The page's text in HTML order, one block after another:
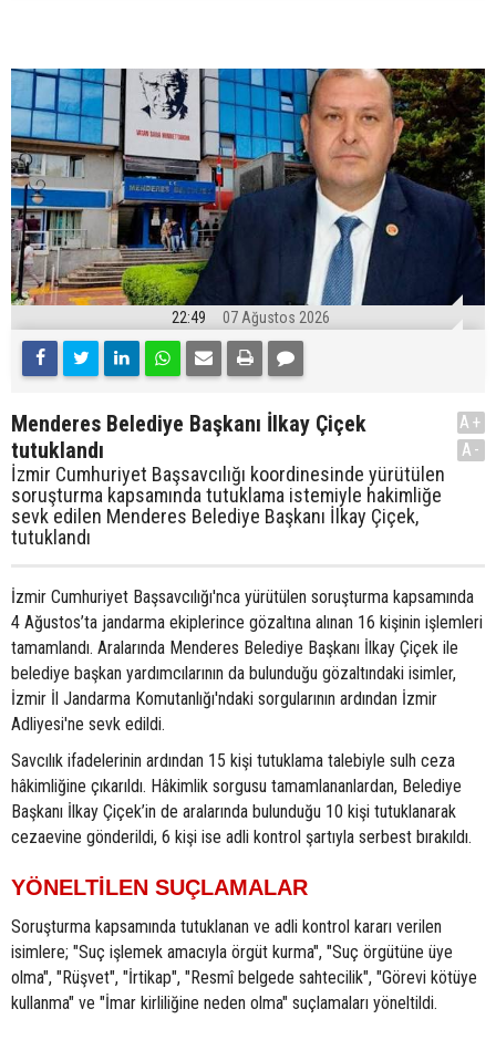
22:49 07 Ağustos 2026
Menderes Belediye Başkanı İlkay Çiçek
tutuklandı
İzmir Cumhuriyet Başsavcılığı koordinesinde yürütülen
soruşturma kapsamında tutuklama istemiyle hakimliğe
sevk edilen Menderes Belediye Başkanı İlkay Çiçek,
tutuklandı
A+
A-
İzmir Cumhuriyet Başsavcılığı'nca yürütülen soruşturma kapsamında
4 Ağustos’ta jandarma ekiplerince gözaltına alınan 16 kişinin işlemleri
tamamlandı. Aralarında Menderes Belediye Başkanı İlkay Çiçek ile
belediye başkan yardımcılarının da bulunduğu gözaltındaki isimler,
İzmir İl Jandarma Komutanlığı'ndaki sorgularının ardından İzmir
Adliyesi'ne sevk edildi.
Savcılık ifadelerinin ardından 15 kişi tutuklama talebiyle sulh ceza
hâkimliğine çıkarıldı. Hâkimlik sorgusu tamamlananlardan, Belediye
Başkanı İlkay Çiçek’in de aralarında bulunduğu 10 kişi tutuklanarak
cezaevine gönderildi, 6 kişi ise adli kontrol şartıyla serbest bırakıldı.
YÖNELTİLEN SUÇLAMALAR
Soruşturma kapsamında tutuklanan ve adli kontrol kararı verilen
isimlere; "Suç işlemek amacıyla örgüt kurma", "Suç örgütüne üye
olma", "Rüşvet", "İrtikap", "Resmî belgede sahtecilik", "Görevi kötüye
kullanma" ve "İmar kirliliğine neden olma" suçlamaları yöneltildi.